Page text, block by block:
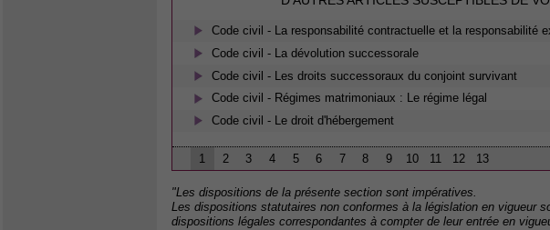
Code civil - La responsabilité contractuelle et la responsabilité
Code civil - La dévolution successorale
Code civil - Les droits successoraux du conjoint survivant
Code civil - Régimes matrimoniaux : Le régime légal
Code civil - Le droit d'hébergement
1 2 3 4 5 6 7 8 9 10 11 12 13
"Les dispositions de la présente section sont impératives.
Les dispositions statutaires non conformes à la législation en vigueur
dispositions légales correspondantes à compter de leur entrée en